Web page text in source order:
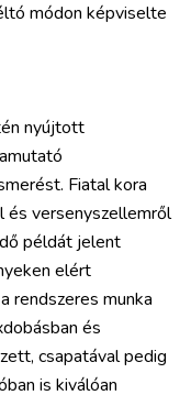
módon képviselte
nyújtott
Fiatal kora
és versenyszellemről
példát jelent
elért
rendszeres munka
és
csapatával pedig
is kiválóan